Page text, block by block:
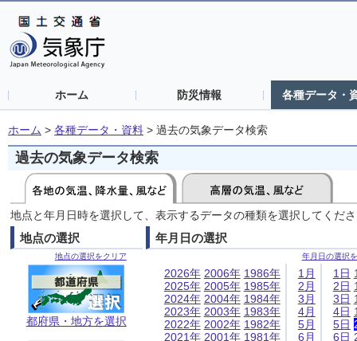
ホーム 防災情報 各種データ・
ホーム > 各種データ・資料 > 過去の気象データ検索
過去の気象データ検索
地点と年月日時を選択して、表示するデータの種類を選択してくだ
地点の選択
地点の選択をクリア
都府県・地方を選択
年月日の選択
年月日の選択
2026年
2025年
2024年
2023年
2022年
2021年
2006年
2005年
2004年
2003年
2002年
2001年
1986年
1985年
1984年
1983年
1982年
1981年
1月
2月
3月
4月
5月
6月
1日
2日
3日
4日
5日
6日